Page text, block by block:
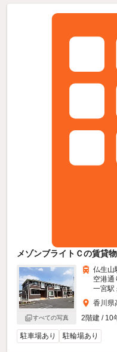
メゾンブライトＣの賃貸
すべての写真
仏生山
空港通
一宮駅
香川県
2階建 / 10
駐車場あり 駐輪場あり